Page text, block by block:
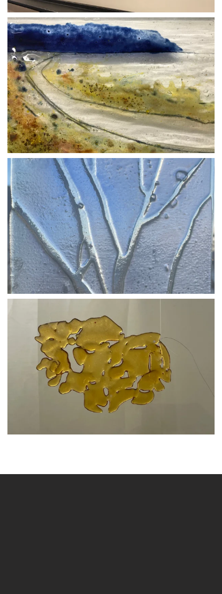
BLÄDDRA I GALLERI
BLÄDDRA I GALLERI
BLÄDDRA I GALLERI